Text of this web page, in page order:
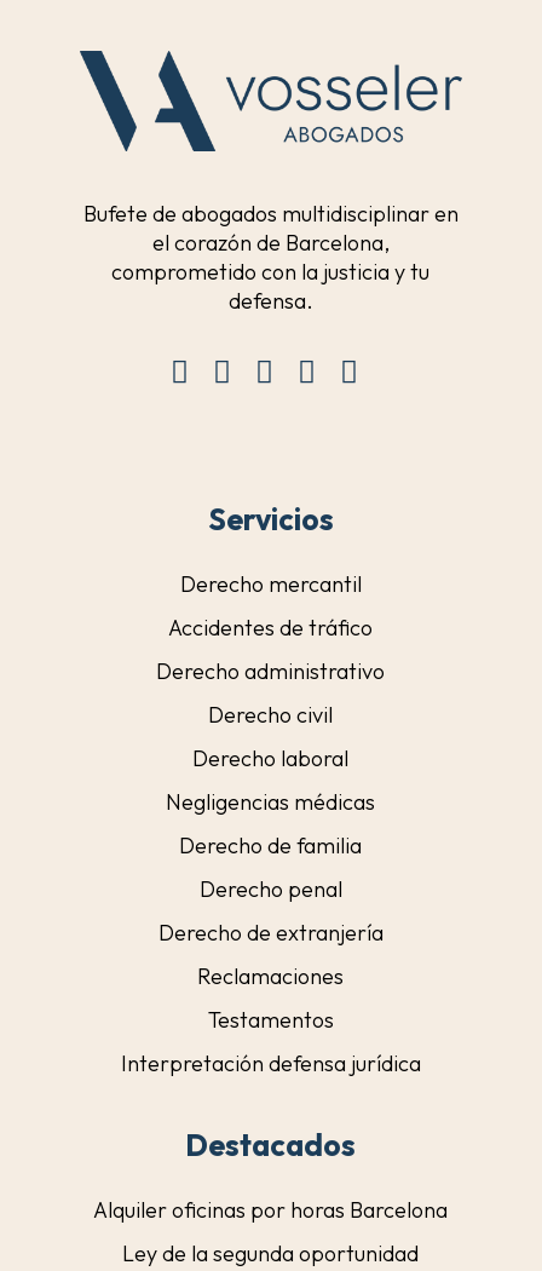
Bufete de abogados multidisciplinar en
el corazón de Barcelona,
comprometido con la justicia y tu
defensa.
Servicios
Derecho mercantil
Accidentes de tráfico
Derecho administrativo
Derecho civil
Derecho laboral
Negligencias médicas
Derecho de familia
Derecho penal
Derecho de extranjería
Reclamaciones
Testamentos
Interpretación defensa jurídica
Destacados
Alquiler oficinas por horas Barcelona
Ley de la segunda oportunidad